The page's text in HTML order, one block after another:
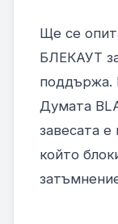
Ще се
БЛЕКАУТ
поддържа.
Думата
завесата
който